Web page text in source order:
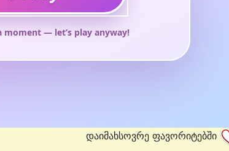
დაიმახსოვრე ფავორიტებში